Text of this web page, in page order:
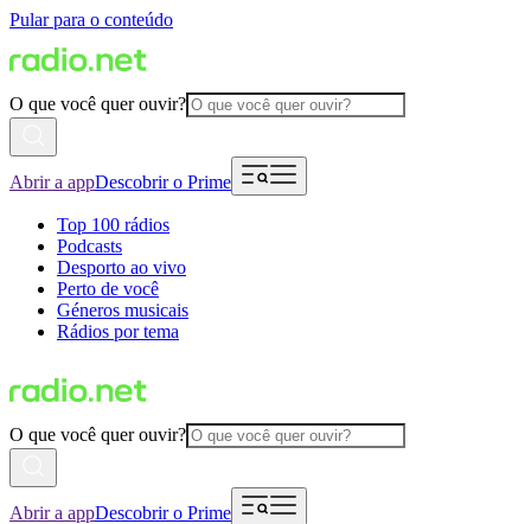
Pular para o conteúdo
O que você quer ouvir?
Abrir a appDescobrir o Prime
Top 100 rádios
Podcasts
Desporto ao vivo
Perto de você
Géneros musicais
Rádios por tema
O que você quer ouvir?
Abrir a appDescobrir o Prime